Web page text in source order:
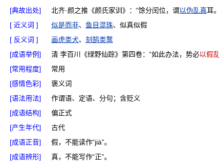
[典故出处]
北齐·颜之推《颜氏家训》：“馀分闰位，谓以伪乱真耳
[ 近义词 ]
似是而非、 鱼目混珠、似真似假
[ 反义词 ]
画虎类犬、 刻鹄类鹜
[成语举例]
清 李百川《绿野仙踪》第四卷：“如此办法，势必以假
[常用程度]
常用
[感情色彩]
褒义词
[语法用法]
作谓语、定语、分句；含贬义
[成语结构]
偏正式
[产生年代]
古代
[成语正音]
假，不能读作“jià”。
[成语辨形]
真，不能写作“正”。